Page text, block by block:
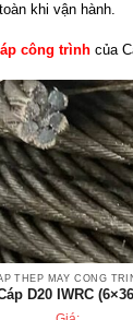
khi vận hành.
công trình của
THÉP MÁY CÔNG
D20 IWRC